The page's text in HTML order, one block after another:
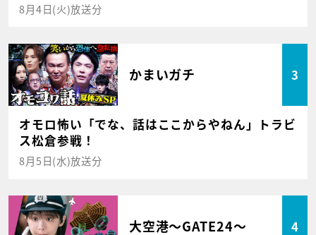
8月4日(火)放送分
かまいガチ 3
オモロ怖い「でな、話はここからやねん」トラビ
ス松倉参戦！
8月5日(水)放送分
大空港～GATE24～ 4